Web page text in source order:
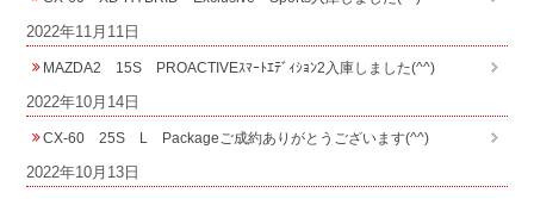
2022年11月11日
MAZDA2 15S PROACTIVEｽﾏｰﾄｴﾃﾞｨｼｮﾝ2入庫しました(^^)
2022年10月14日
CX-60 25S L Packageご成約ありがとうございます(^^)
2022年10月13日